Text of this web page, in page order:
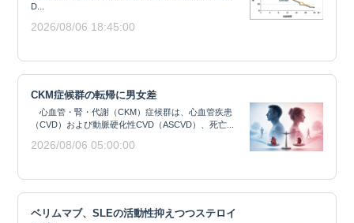
D...
2026/08/06 18:45:00
CKM症候群の転帰に男女差
心血管・腎・代謝（CKM）症候群は、心血管疾患
（CVD）および動脈硬化性CVD（ASCVD）、死亡...
2026/08/06 05:00:00
ベリムマブ、SLEの活動性抑えつつステロイ